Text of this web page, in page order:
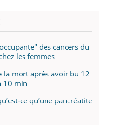
des cancers du
les femmes
la mort après avoir bu 12
10 min
ce qu’une pancréatite